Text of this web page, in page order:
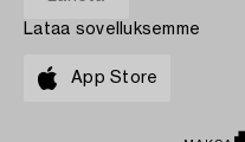
Lataa sovelluksemme
App Store